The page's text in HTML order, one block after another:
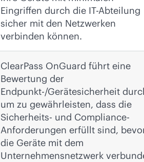
Eingriffen durch die IT-Abteilung
sicher mit den Netzwerken
verbinden können.
ClearPass OnGuard führt eine
Bewertung der
Endpunkt-/Gerätesicherheit
um zu gewährleisten, dass die
Sicherheits- und Compliance-
Anforderungen erfüllt sind,
die Geräte mit dem
Unternehmensnetzwerk